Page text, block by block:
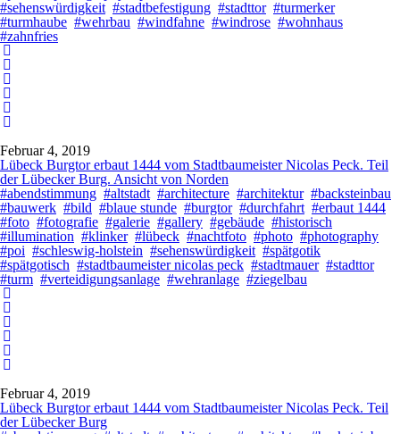
#sehenswürdigkeit #stadtbefestigung #stadttor #turmerker
#turmhaube #wehrbau #windfahne #windrose #wohnhaus
#zahnfries
Februar 4, 2019
Lübeck Burgtor erbaut 1444 vom Stadtbaumeister Nicolas Peck. Teil
der Lübecker Burg. Ansicht von Norden
#abendstimmung #altstadt #architecture #architektur #backsteinbau
#bauwerk #bild #blaue stunde #burgtor #durchfahrt #erbaut 1444
#foto #fotografie #galerie #gallery #gebäude #historisch
#illumination #klinker #lübeck #nachtfoto #photo #photography
#poi #schleswig-holstein #sehenswürdigkeit #spätgotik
#spätgotisch #stadtbaumeister nicolas peck #stadtmauer #stadttor
#turm #verteidigungsanlage #wehranlage #ziegelbau
Februar 4, 2019
Lübeck Burgtor erbaut 1444 vom Stadtbaumeister Nicolas Peck. Teil
der Lübecker Burg